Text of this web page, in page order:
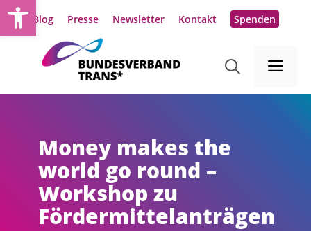
Zum
Inhalt
Blog Presse Newsletter Kontakt Spenden
Money makes the
world go round –
Workshop zu
Fördermittelanträgen